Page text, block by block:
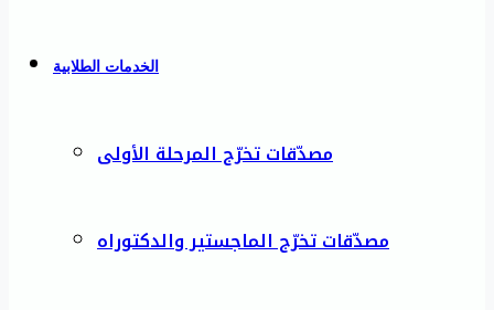
الخدمات الطلابية
مصدّقات تخرّج المرحلة الأولى
مصدّقات تخرّج الماجستير والدكتوراه